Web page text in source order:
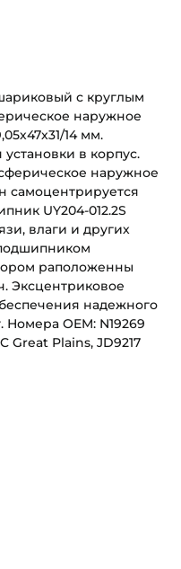
с круглым
наружное
14 мм.
в корпус.
наружное
самоцентрируется
UY204-012.2S
влаги и других
раположенны
Эксцентриковое
надежного
OEM: N19269
Great Plains, JD9217